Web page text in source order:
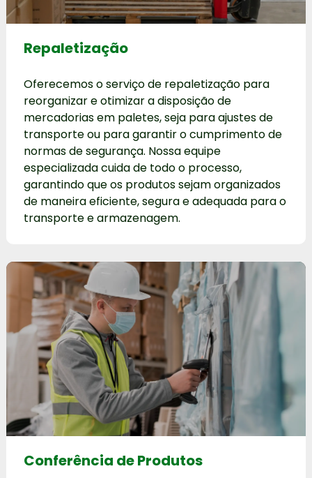
Repaletização
Oferecemos o serviço de repaletização para
reorganizar e otimizar a disposição de
mercadorias em paletes, seja para ajustes de
transporte ou para garantir o cumprimento de
normas de segurança. Nossa equipe
especializada cuida de todo o processo,
garantindo que os produtos sejam organizados
de maneira eficiente, segura e adequada para o
transporte e armazenagem.
Conferência de Produtos